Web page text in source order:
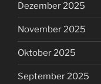
Dezember 2025
November 2025
Oktober 2025
September 2025